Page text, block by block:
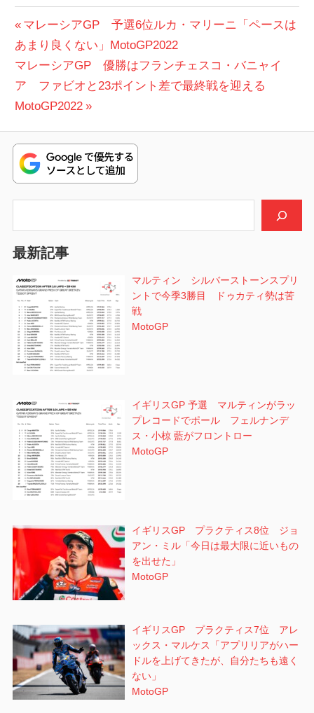
投
稿
ナ
ビ
ゲ
ー
ン
前
の
投
稿:
マレーシアGP 予選6位ルカ・マリーニ「ペースは
あまり良くない」MotoGP2022
次
の
投
マレーシアGP 優勝はフランチェスコ・バニャイ
ア ファビオと23ポイント差で最終戦を迎える
MotoGP2022
最新記事
マルティン シルバーストーンスプリ
ントで今季3勝目 ドゥカティ勢は苦
戦
MotoGP
イギリスGP 予選 マルティンがラッ
プレコードでポール フェルナンデ
ス・小椋 藍がフロントロー
MotoGP
イギリスGP プラクティス8位 ジョ
アン・ミル「今日は最大限に近いもの
を出せた」
MotoGP
イギリスGP プラクティス7位 アレ
ックス・マルケス「アプリリアがハー
ドルを上げてきたが、自分たちも遠く
ない」
MotoGP